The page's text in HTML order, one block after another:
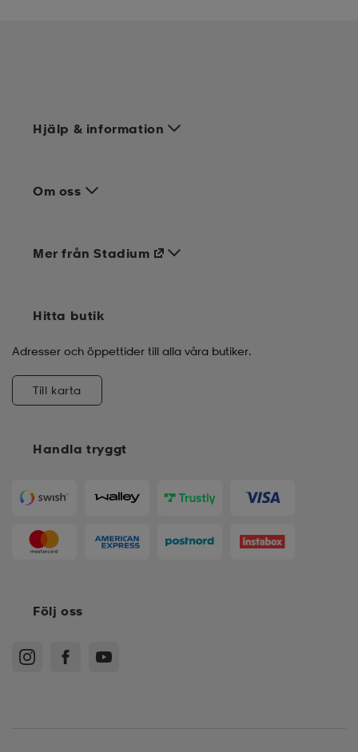
Hjälp & information
Om oss
Handla tryggt
Mer från Stadium
Hitta butik
Adresser och öppettider till alla våra butiker.
Till karta
Följ oss